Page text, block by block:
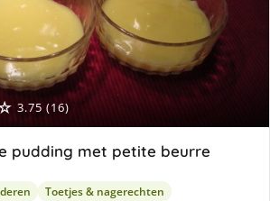
3.75 (16)
pudding met petite beurre
Toetjes & nagerechten